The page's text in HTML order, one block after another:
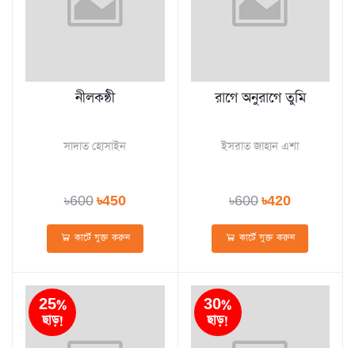
নীলকন্ঠী
সাদাত হোসাইন
৳600৳450
কার্টে যুক্ত করুন
রাগে অনুরাগে তুমি
ইসরাত জাহান এশা
৳600৳420
কার্টে যুক্ত করুন
25%
ছাড়!
30%
ছাড়!